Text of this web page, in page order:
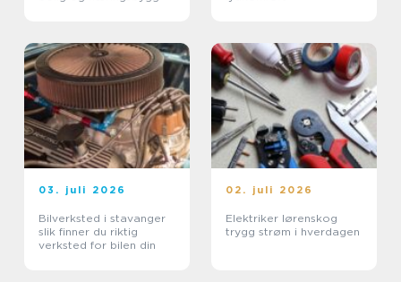
03. juli 2026
Bilverksted i stavanger
slik finner du riktig
verksted for bilen din
02. juli 2026
Elektriker lørenskog
trygg strøm i hverdagen